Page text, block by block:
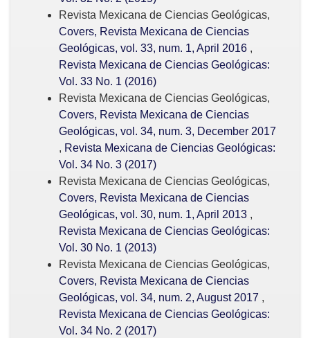
Revista Mexicana de Ciencias Geológicas,
Covers, Revista Mexicana de Ciencias
Geológicas, vol. 33, num. 1, April 2016 ,
Revista Mexicana de Ciencias Geológicas:
Vol. 33 No. 1 (2016)
Revista Mexicana de Ciencias Geológicas,
Covers, Revista Mexicana de Ciencias
Geológicas, vol. 34, num. 3, December 2017
, Revista Mexicana de Ciencias Geológicas:
Vol. 34 No. 3 (2017)
Revista Mexicana de Ciencias Geológicas,
Covers, Revista Mexicana de Ciencias
Geológicas, vol. 30, num. 1, April 2013 ,
Revista Mexicana de Ciencias Geológicas:
Vol. 30 No. 1 (2013)
Revista Mexicana de Ciencias Geológicas,
Covers, Revista Mexicana de Ciencias
Geológicas, vol. 34, num. 2, August 2017 ,
Revista Mexicana de Ciencias Geológicas:
Vol. 34 No. 2 (2017)